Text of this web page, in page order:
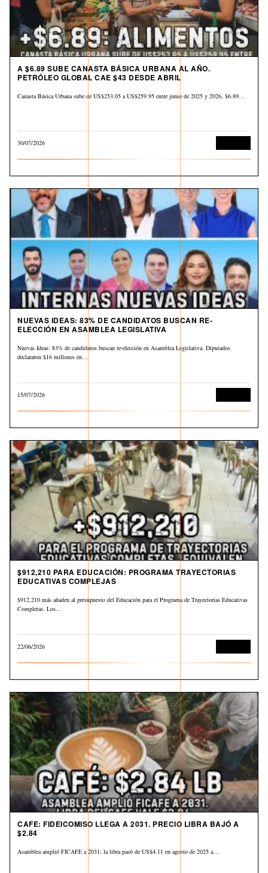
A $6.89 SUBE CANASTA BÁSICA URBANA AL AÑO.
PETRÓLEO GLOBAL CAE $43 DESDE ABRIL
Canasta Básica Urbana sube de US$253.05 a US$259.95 entre junio de 2025 y 2026, $6.89…
30/07/2026
NUEVAS IDEAS: 83% DE CANDIDATOS BUSCAN RE-
ELECCIÓN EN ASAMBLEA LEGISLATIVA
Nuevas Ideas: 83% de candidatos buscan re-elección en Asamblea Legislativa. Diputados
declararon $16 millones en…
15/07/2026
$912,210 PARA EDUCACIÓN: PROGRAMA TRAYECTORIAS
EDUCATIVAS COMPLEJAS
$912,210 más añaden al presupuesto del Educación para el Programa de Trayectorias Educativas
Completas. Los…
22/06/2026
CAFE: FIDEICOMISO LLEGA A 2031. PRECIO LIBRA BAJÓ A
$2.84
Asamblea amplió FICAFE a 2031; la libra pasó de US$4.11 en agosto de 2025 a…